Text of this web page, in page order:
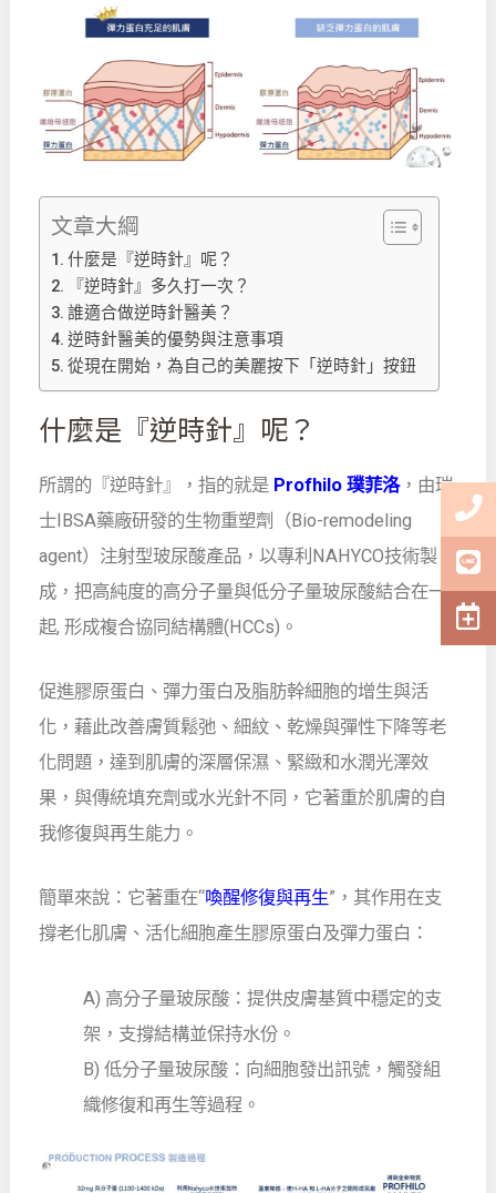
文章大綱
什麼是『逆時針』呢？
『逆時針』多久打一次？
誰適合做逆時針醫美？
逆時針醫美的優勢與注意事項
從現在開始，為自己的美麗按下「逆時針」按鈕
什麼是『逆時針』呢？
所謂的『逆時針』，指的就是 Profhilo 璞菲洛，由瑞
士IBSA藥廠研發的生物重塑劑（Bio-remodeling
agent）注射型玻尿酸產品，以專利NAHYCO技術製
成，把高純度的高分子量與低分子量玻尿酸結合在一
起, 形成複合協同結構體(HCCs)。
促進膠原蛋白、彈力蛋白及脂肪幹細胞的增生與活
化，藉此改善膚質鬆弛、細紋、乾燥與彈性下降等老
化問題，達到肌膚的深層保濕、緊緻和水潤光澤效
果，與傳統填充劑或水光針不同，它著重於肌膚的自
我修復與再生能力。
簡單來說：它著重在“喚醒修復與再生”，其作用在支
撐老化肌膚、活化細胞產生膠原蛋白及彈力蛋白：
A) 高分子量玻尿酸：提供皮膚基質中穩定的支
架，支撐結構並保持水份。
B) 低分子量玻尿酸：向細胞發出訊號，觸發組
織修復和再生等過程。